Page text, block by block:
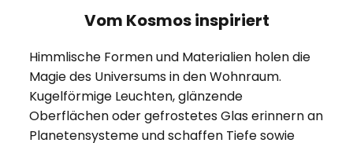
Vom Kosmos inspiriert
Himmlische Formen und Materialien holen die
Magie des Universums in den Wohnraum.
Kugelförmige Leuchten, glänzende
Oberflächen oder gefrostetes Glas erinnern an
Planetensysteme und schaffen Tiefe sowie